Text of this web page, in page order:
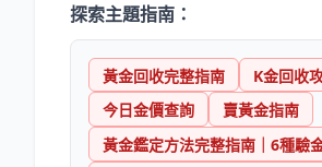
探索主題指南：
黃金回收完整指南
K金回收
今日金價查詢
賣黃金指南
黃金鑑定方法完整指南｜6種驗